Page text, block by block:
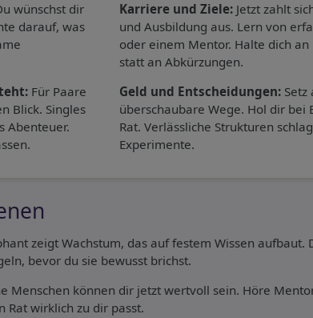
wünschst dir
darauf, was
Für Paare
Blick. Singles
Abenteuer.
Karriere und Ziele:Jetzt zahlt
und Ausbildung aus. Lern von
oder einem Mentor. Halte dich
statt an Abkürzungen.
Geld und Entscheidungen:Setz
überschaubare Wege. Hol dir bei
Rat. Verlässliche Strukturen
Experimente.
zeigt Wachstum, das auf festem Wissen aufbaut.
bevor du sie bewusst brichst.
Menschen können dir jetzt wertvoll sein. Höre
Rat wirklich zu dir passt.